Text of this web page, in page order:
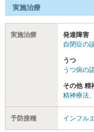
実施治療
実施治療
発達障害
自閉症の
うつ
うつ病の
その他 精
精神療法
予防接種 インフル